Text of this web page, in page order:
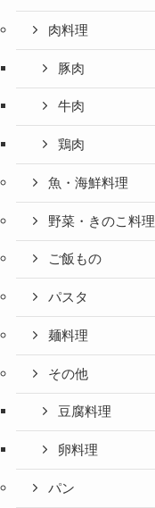
肉料理
豚肉
牛肉
鶏肉
魚・海鮮料理
野菜・きのこ料理
ご飯もの
パスタ
麺料理
その他
豆腐料理
卵料理
パン